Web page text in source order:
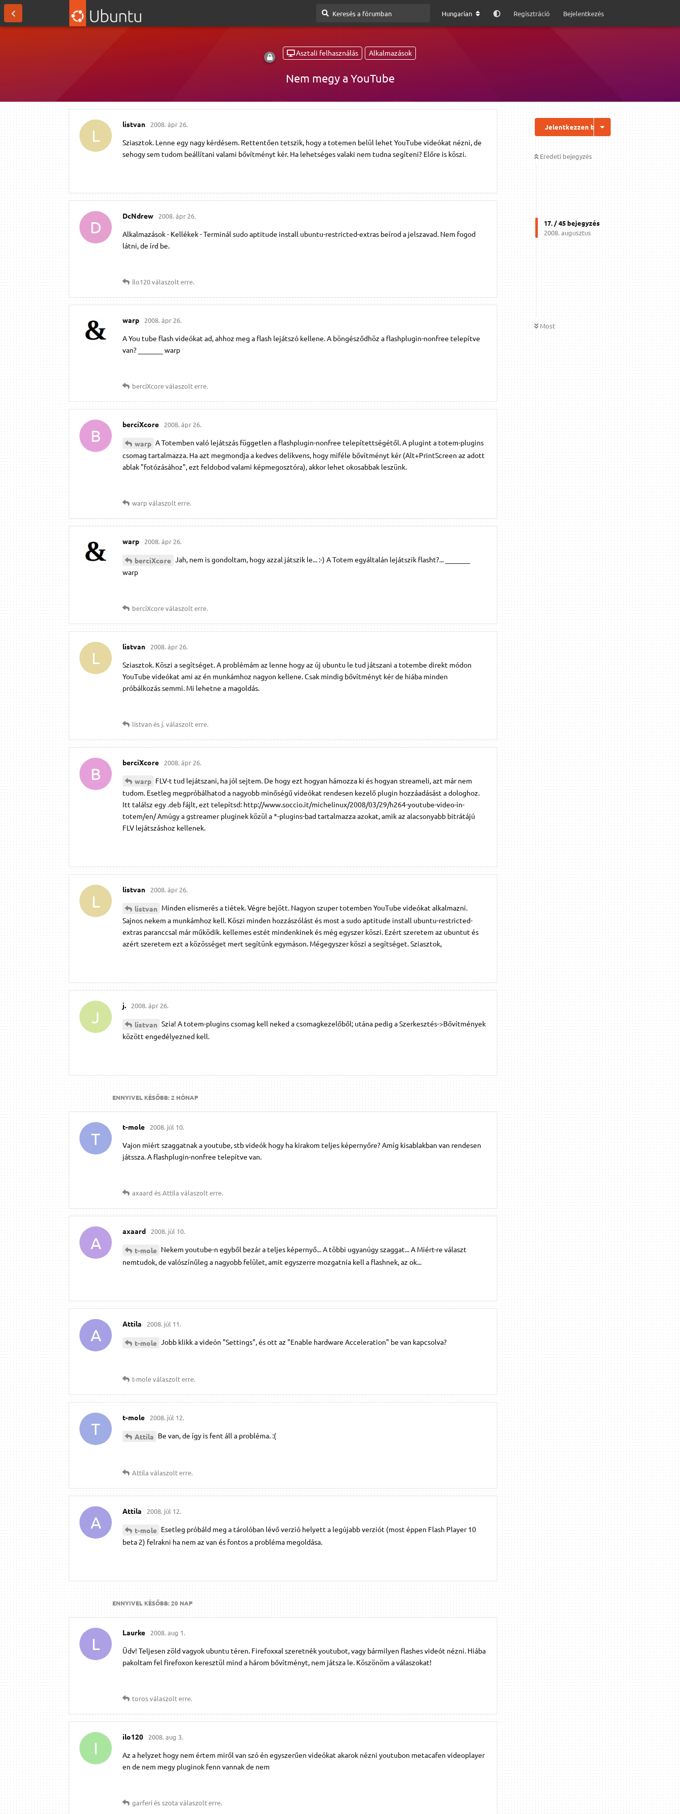
Hungarian Regisztráció Bejelentkezés
Asztali felhasználás Alkalmazások
Nem megy a YouTube
Jelentkezzen be a válaszhoz
Eredeti bejegyzés
17. /45bejegyzés
2008. augusztus
Most
L
listvan 2008. ápr 26.
Sziasztok. Lenne egy nagy kérdésem. Rettentően tetszik, hogy a totemen belül lehet YouTube videókat nézni, de
sehogy sem tudom beállítani valami bővítményt kér. Ha lehetséges valaki nem tudna segíteni? Előre is köszi.
D
DcNdrew 2008. ápr 26.
Alkalmazások - Kellékek - Terminál sudo aptitude install ubuntu-restricted-extras beírod a jelszavad. Nem fogod
látni, de írd be.
ilo120válaszolt erre.
warp 2008. ápr 26.
A You tube flash videókat ad, ahhoz meg a flash lejátszó kellene. A böngésződhöz a flashplugin-nonfree telepítve
van? _______ warp
berciXcoreválaszolt erre.
B
berciXcore 2008. ápr 26.
warp A Totemben való lejátszás független a flashplugin-nonfree telepítettségétől. A plugint a totem-plugins
csomag tartalmazza. Ha azt megmondja a kedves delikvens, hogy miféle bővítményt kér (Alt+PrintScreen az adott
ablak "fotózásához", ezt feldobod valami képmegosztóra), akkor lehet okosabbak leszünk.
warp válaszolt erre.
warp 2008. ápr 26.
berciXcore Jah, nem is gondoltam, hogy azzal játszik le... :-) A Totem egyáltalán lejátszik flasht?... _______
warp
berciXcoreválaszolt erre.
L
listvan 2008. ápr 26.
Sziasztok. Köszi a segítséget. A problémám az lenne hogy az új ubuntu le tud játszani a totembe direkt módon
YouTube videókat ami az én munkámhoz nagyon kellene. Csak mindig bővítményt kér de hiába minden
próbálkozás semmi. Mi lehetne a magoldás.
listvanés j.​válaszolt erre.
B
berciXcore 2008. ápr 26.
warp FLV-t tud lejátszani, ha jól sejtem. De hogy ezt hogyan hámozza ki és hogyan streameli, azt már nem
tudom. Esetleg megpróbálhatod a nagyobb minőségű videókat rendesen kezelő plugin hozzáadásást a dologhoz.
Itt találsz egy .deb fájlt, ezt telepítsd: http://www.soccio.it/michelinux/2008/03/29/h264-youtube-video-in-
totem/en/ Amúgy a gstreamer pluginek közül a *-plugins-bad tartalmazza azokat, amik az alacsonyabb bitrátájú
FLV lejátszáshoz kellenek.
L
listvan 2008. ápr 26.
listvan Minden elismerés a tiétek. Végre bejött. Nagyon szuper totemben YouTube videókat alkalmazni.
Sajnos nekem a munkámhoz kell. Köszi minden hozzászólást és most a sudo aptitude install ubuntu-restricted-
extras paranccsal már működik. kellemes estét mindenkinek és még egyszer köszi. Ezért szeretem az ubuntut és
azért szeretem ezt a közösséget mert segítünk egymáson. Mégegyszer köszi a segítséget. Sziasztok,
J
j.​ 2008. ápr 26.
listvan Szia! A totem-plugins csomag kell neked a csomagkezelőből; utána pedig a Szerkesztés->Bővítmények
között engedélyezned kell.
ENNYIVEL KÉSŐBB:2 HÓNAP
T
t-mole 2008. júl 10.
Vajon miért szaggatnak a youtube, stb videók hogy ha kirakom teljes képernyőre? Amíg kisablakban van rendesen
játssza. A flashplugin-nonfree telepítve van.
axaard ésAttila válaszolt erre.
A
axaard 2008. júl 10.
t-mole Nekem youtube-n egyből bezár a teljes képernyő... A többi ugyanúgy szaggat... A Miért-re választ
nemtudok, de valószínűleg a nagyobb felület, amit egyszerre mozgatnia kell a flashnek, az ok...
A
Attila 2008. júl 11.
t-mole Jobb klikk a videón "Settings", és ott az "Enable hardware Acceleration" be van kapcsolva?
t-moleválaszolt erre.
T
t-mole 2008. júl 12.
Attila Be van, de így is fent áll a probléma. :(
Attila válaszolt erre.
A
Attila 2008. júl 12.
t-mole Esetleg próbáld meg a tárolóban lévő verzió helyett a legújabb verziót (most éppen Flash Player 10
beta 2) felrakni ha nem az van és fontos a probléma megoldása.
ENNYIVEL KÉSŐBB:20 NAP
L
Laurke 2008. aug 1.
Üdv! Teljesen zöld vagyok ubuntu téren. Firefoxxal szeretnék youtubot, vagy bármilyen flashes videót nézni. Hiába
pakoltam fel firefoxon keresztül mind a három bővítményt, nem játsza le. Köszönöm a válaszokat!
torosválaszolt erre.
I
ilo120 2008. aug 3.
Az a helyzet hogy nem értem miről van szó én egyszerűen videókat akarok nézni youtubon metacafen videoplayer
en de nem megy pluginok fenn vannak de nem
garferiésszota válaszolt erre.